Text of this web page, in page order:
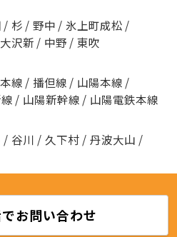
/ 杉 / 野中 / 氷上町成松 /
大沢新 / 中野 / 東吹
線 / 播但線 / 山陽本線 /
/ 山陽新幹線 / 山陽電鉄本線
/ 谷川 / 久下村 / 丹波大山 /
お問い合わせ